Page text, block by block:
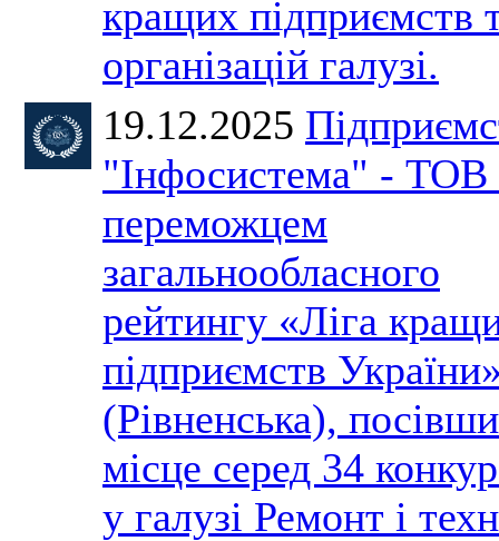
кращих підприємств
організацій галузі.
19.12.2025
"Інфосистема" - ТОВ
переможцем
загальнообласного
рейтингу «Ліга
підприємств
(Рівненська),
місце серед 34
у галузі Ремонт і